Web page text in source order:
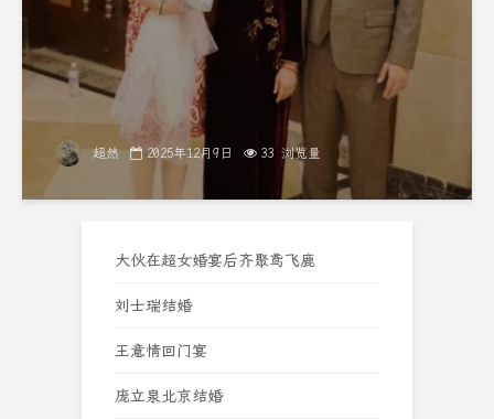
超然 2025年12月9日 33 浏览量
大伙在超女婚宴后齐聚鸢飞鹿
刘士瑞结婚
王意情回门宴
庞立泉北京结婚